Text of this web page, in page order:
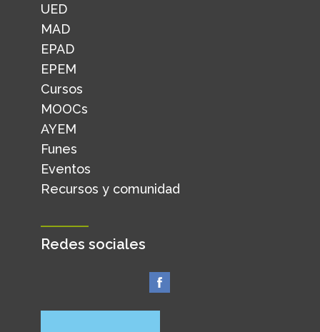
UED
MAD
EPAD
EPEM
Cursos
MOOCs
AYEM
Funes
Eventos
Recursos y comunidad
Redes sociales